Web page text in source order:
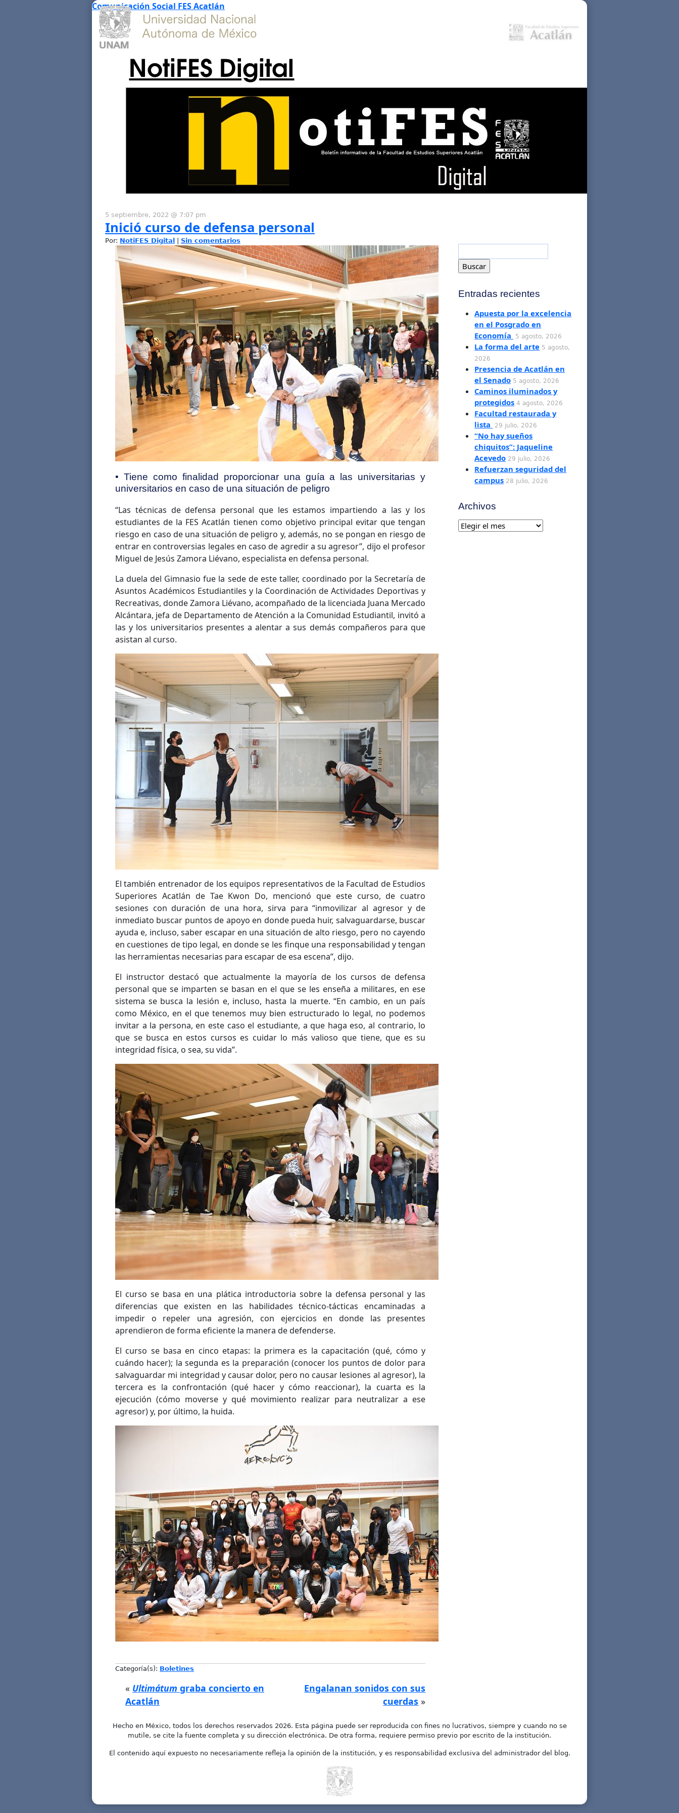
Comunicación Social FES Acatlán
NotiFES Digital
5 septiembre, 2022 @ 7:07 pm
Inició curso de defensa personal
Por: NotiFES Digital Sin comentarios
• Tiene como finalidad proporcionar una guía a las universitarias y
universitarios en caso de una situación de peligro
“Las técnicas de defensa personal que les estamos impartiendo a las y los
estudiantes de la FES Acatlán tienen como objetivo principal evitar que tengan
riesgo en caso de una situación de peligro y, además, no se pongan en riesgo de
entrar en controversias legales en caso de agredir a su agresor”, dijo el profesor
Miguel de Jesús Zamora Liévano, especialista en defensa personal.
La duela del Gimnasio fue la sede de este taller, coordinado por la Secretaría de
Asuntos Académicos Estudiantiles y la Coordinación de Actividades Deportivas y
Recreativas, donde Zamora Liévano, acompañado de la licenciada Juana Mercado
Alcántara, jefa de Departamento de Atención a la Comunidad Estudiantil, invitó a
las y los universitarios presentes a alentar a sus demás compañeros para que
asistan al curso.
El también entrenador de los equipos representativos de la Facultad de Estudios
Superiores Acatlán de Tae Kwon Do, mencionó que este curso, de cuatro
sesiones con duración de una hora, sirva para “inmovilizar al agresor y de
inmediato buscar puntos de apoyo en donde pueda huir, salvaguardarse, buscar
ayuda e, incluso, saber escapar en una situación de alto riesgo, pero no cayendo
en cuestiones de tipo legal, en donde se les finque una responsabilidad y tengan
las herramientas necesarias para escapar de esa escena”, dijo.
El instructor destacó que actualmente la mayoría de los cursos de defensa
personal que se imparten se basan en el que se les enseña a militares, en ese
sistema se busca la lesión e, incluso, hasta la muerte. “En cambio, en un país
como México, en el que tenemos muy bien estructurado lo legal, no podemos
invitar a la persona, en este caso el estudiante, a que haga eso, al contrario, lo
que se busca en estos cursos es cuidar lo más valioso que tiene, que es su
integridad física, o sea, su vida”.
El curso se basa en una plática introductoria sobre la defensa personal y las
diferencias que existen en las habilidades técnico-tácticas encaminadas a
impedir o repeler una agresión, con ejercicios en donde las presentes
aprendieron de forma eficiente la manera de defenderse.
El curso se basa en cinco etapas: la primera es la capacitación ­(qué, cómo y
cuándo hacer); la segunda es la preparación (conocer los puntos de dolor para
salvaguardar mi integridad y causar dolor, pero no causar lesiones al agresor), la
tercera es la confrontación (qué hacer y cómo reaccionar), la cuarta es la
ejecución (cómo moverse y qué movimiento realizar para neutralizar a ese
agresor) y, por último, la huida.
Categoría(s): Boletines
« Ultimátum graba concierto en
Acatlán
Engalanan sonidos con sus
cuerdas »
Entradas recientes
Apuesta por la excelencia
en el Posgrado en
Economía
5 agosto, 2026
La forma del arte 5 agosto,
2026
Presencia de Acatlán en
el Senado 5 agosto, 2026
Caminos iluminados y
protegidos 4 agosto, 2026
Facultad restaurada y
lista
29 julio, 2026
“No hay sueños
chiquitos”: Jaqueline
Acevedo 29 julio, 2026
Refuerzan seguridad del
campus 28 julio, 2026
Archivos
Archivos
Hecho en México, todos los derechos reservados 2026. Esta página puede ser reproducida con fines no lucrativos, siempre y cuando no se
mutile, se cite la fuente completa y su dirección electrónica. De otra forma, requiere permiso previo por escrito de la institución.
El contenido aquí expuesto no necesariamente refleja la opinión de la institución, y es responsabilidad exclusiva del administrador del blog.